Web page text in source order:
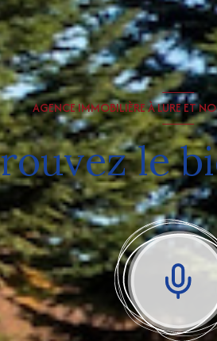
AGENCE IMMOBILIÈRE À LURE ET
le